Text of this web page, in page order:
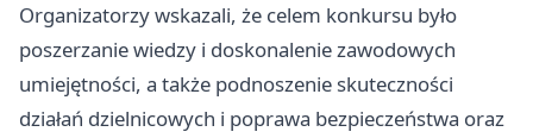
Organizatorzy wskazali, że celem konkursu było
poszerzanie wiedzy i doskonalenie zawodowych
umiejętności, a także podnoszenie skuteczności
działań dzielnicowych i poprawa bezpieczeństwa oraz